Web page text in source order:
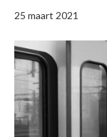
25 maart 2021